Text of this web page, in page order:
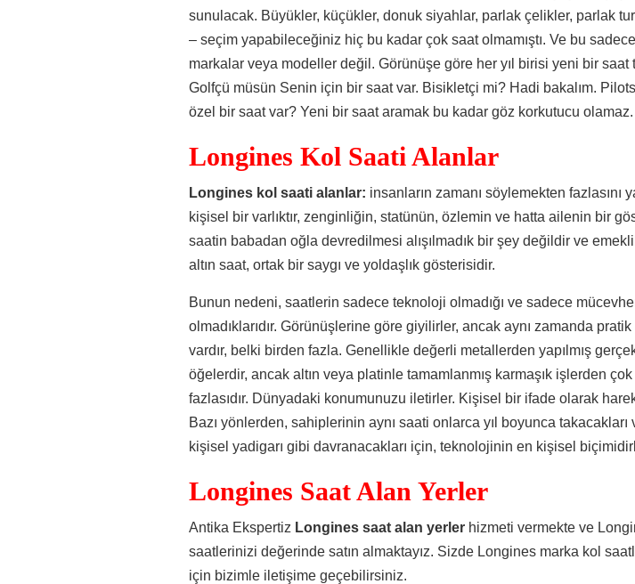
sunulacak. Büyükler, küçükler, donuk siyahlar, parlak çelikler, parlak
– seçim yapabileceğiniz hiç bu kadar çok saat olmamıştı. Ve bu sadece
markalar veya modeller değil. Görünüşe göre her yıl birisi yeni bir saat
Golfçü müsün Senin için bir saat var. Bisikletçi mi? Hadi bakalım.
özel bir saat var? Yeni bir saat aramak bu kadar göz korkutucu olamaz.
Longines Kol Saati Alanlar
Longines kol saati alanlar: insanların zamanı söylemekten fazlasını
kişisel bir varlıktır, zenginliğin, statünün, özlemin ve hatta ailenin bir
saatin babadan oğla devredilmesi alışılmadık bir şey değildir ve
altın saat, ortak bir saygı ve yoldaşlık gösterisidir.
Bunun nedeni, saatlerin sadece teknoloji olmadığı ve sadece
olmadıklarıdır. Görünüşlerine göre giyilirler, ancak aynı zamanda
vardır, belki birden fazla. Genellikle değerli metallerden yapılmış
öğelerdir, ancak altın veya platinle tamamlanmış karmaşık işlerden
fazlasıdır. Dünyadaki konumunuzu iletirler. Kişisel bir ifade olarak
Bazı yönlerden, sahiplerinin aynı saati onlarca yıl boyunca takacakları
kişisel yadigarı gibi davranacakları için, teknolojinin en kişisel
Longines Saat Alan Yerler
Antika Ekspertiz Longines saat alan yerler hizmeti vermekte ve
saatlerinizi değerinde satın almaktayız. Sizde Longines marka kol
için bizimle iletişime geçebilirsiniz.